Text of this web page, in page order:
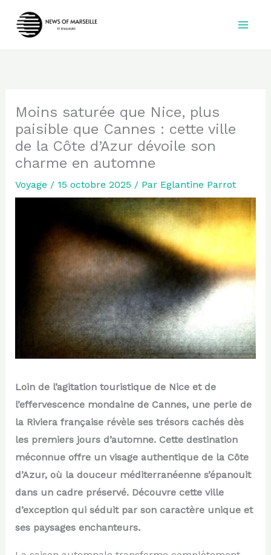
Moins saturée que Nice, plus
paisible que Cannes : cette ville
de la Côte d’Azur dévoile son
charme en automne
Voyage / 15 octobre 2025 / Par Eglantine Parrot
Loin de l’agitation touristique de Nice et de
l’effervescence mondaine de Cannes, une perle de
la Riviera française révèle ses trésors cachés dès
les premiers jours d’automne. Cette destination
méconnue offre un visage authentique de la Côte
d’Azur, où la douceur méditerranéenne s’épanouit
dans un cadre préservé. Découvre cette ville
d’exception qui séduit par son caractère unique et
ses paysages enchanteurs.